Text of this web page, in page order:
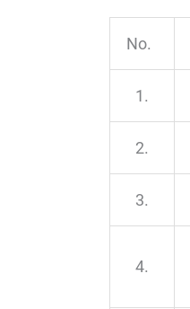
No.
1.
2.
3.
4.